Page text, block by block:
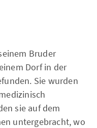
Bruder
Dorf in der
Sie wurden
sie auf dem
untergebracht, wo